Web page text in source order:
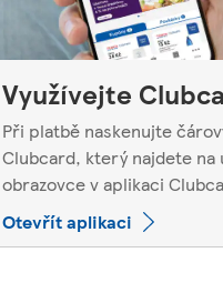
Využívejte
Při platbě naskenujte
Clubcard, který najdete na
obrazovce v aplikaci
Otevřít aplikaci